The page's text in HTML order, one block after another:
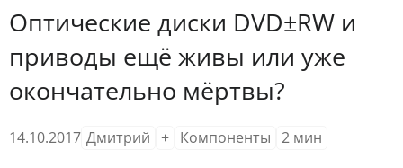
Оптические диски DVD±RW и
приводы ещё живы или уже
окончательно мёртвы?
14.10.2017 Дмитрий + Компоненты 2 мин